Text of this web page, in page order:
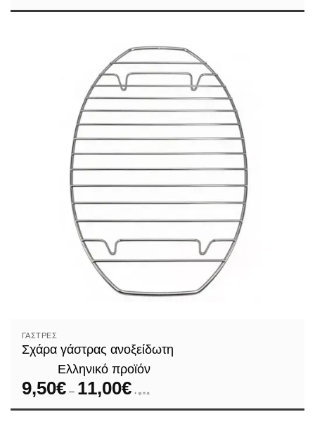
ΓΆΣΤΡΕΣ
Σχάρα γάστρας ανοξείδωτη
Ελληνικό προϊόν
9,50€ – 11,00€Price
range:
through
+ φ.π.α.